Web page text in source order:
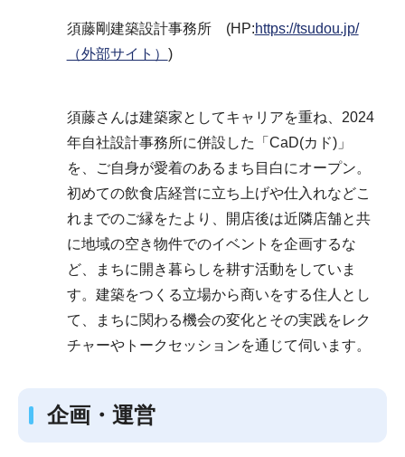
須藤剛建築設計事務所 (HP:https://tsudou.jp/
（外部サイト） )
須藤さんは建築家としてキャリアを重ね、2024
年自社設計事務所に併設した「CaD(カド)」
を、ご自身が愛着のあるまち目白にオープン。
初めての飲食店経営に立ち上げや仕入れなどこ
れまでのご縁をたより、開店後は近隣店舗と共
に地域の空き物件でのイベントを企画するな
ど、まちに開き暮らしを耕す活動をしていま
す。建築をつくる立場から商いをする住人とし
て、まちに関わる機会の変化とその実践をレク
チャーやトークセッションを通じて伺います。
企画・運営